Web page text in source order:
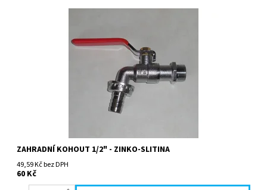
ZAHRADNÍ KOHOUT 1/2" - ZINKO-SLITINA
49,59 Kč bez DPH
60 Kč